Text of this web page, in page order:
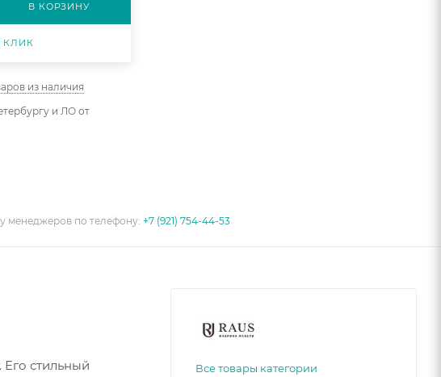
В КОРЗИНУ
КЛИК
из наличия
и ЛО от
менеджеров по телефону:+7 (921) 754-44-53
стильный
Все товары категории